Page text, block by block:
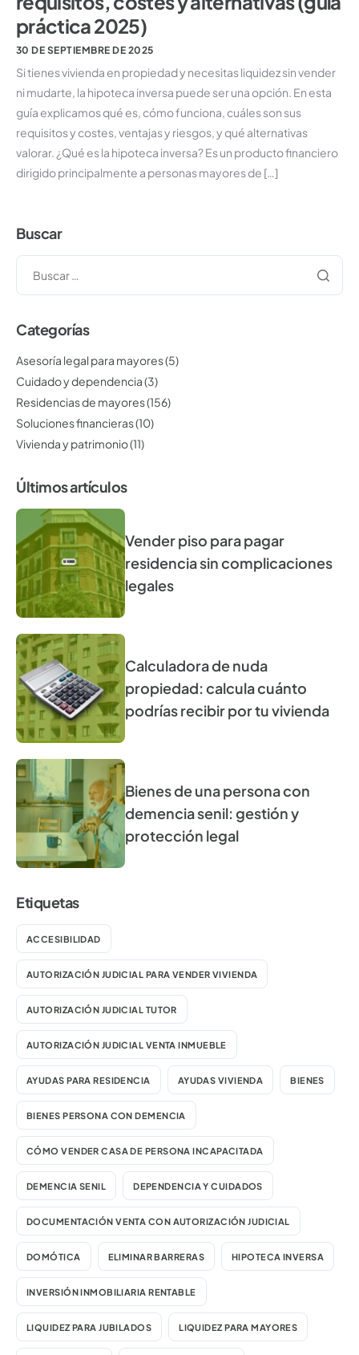
práctica 2025)
30 DE SEPTIEMBRE DE 2025
Si tienes vivienda en propiedad y necesitas liquidez sin vender
ni mudarte, la hipoteca inversa puede ser una opción. En esta
guía explicamos qué es, cómo funciona, cuáles son sus
requisitos y costes, ventajas y riesgos, y qué alternativas
valorar. ¿Qué es la hipoteca inversa? Es un producto financiero
dirigido principalmente a personas mayores de […]
Buscar
Categorías
Asesoría legal para mayores(5)
Cuidado y dependencia(3)
Residencias de mayores(156)
Soluciones financieras(10)
Vivienda y patrimonio(11)
Últimos artículos
Vender piso para pagar
residencia sin complicaciones
legales
Calculadora de nuda
propiedad: calcula cuánto
podrías recibir por tu vivienda
Bienes de una persona con
demencia senil: gestión y
protección legal
Etiquetas
ACCESIBILIDAD
AUTORIZACIÓN JUDICIAL PARA VENDER VIVIENDA
AUTORIZACIÓN JUDICIAL TUTOR
AUTORIZACIÓN JUDICIAL VENTA INMUEBLE
AYUDAS PARA RESIDENCIA AYUDAS VIVIENDA BIENES
BIENES PERSONA CON DEMENCIA
CÓMO VENDER CASA DE PERSONA INCAPACITADA
DEMENCIA SENIL DEPENDENCIA Y CUIDADOS
DOCUMENTACIÓN VENTA CON AUTORIZACIÓN JUDICIAL
DOMÓTICA ELIMINAR BARRERAS HIPOTECA INVERSA
INVERSIÓN INMOBILIARIA RENTABLE
LIQUIDEZ PARA JUBILADOS LIQUIDEZ PARA MAYORES